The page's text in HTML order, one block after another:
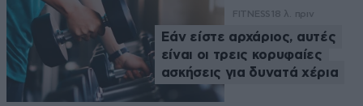
FITNESS 18 λ. πριν
Εάν είστε αρχάριος, αυτές
είναι οι τρεις κορυφαίες
ασκήσεις για δυνατά χέρια